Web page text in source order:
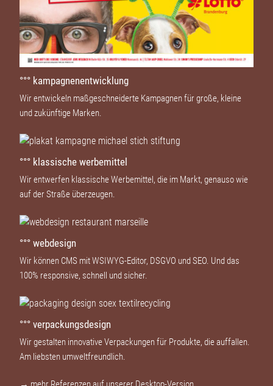
°°° kampagnenentwicklung
Wir entwickeln maßgeschneiderte Kampagnen für große, kleine
und zukünftige Marken.
°°° klassische werbemittel
Wir entwerfen klassische Werbemittel, die im Markt, genauso wie
auf der Straße überzeugen.
°°° webdesign
Wir können CMS mit WSIWYG-Editor, DSGVO und SEO. Und das
100% responsive, schnell und sicher.
°°° verpackungsdesign
Wir gestalten inno­vative Verpackungen für Produkte, die auffallen.
Am liebsten umweltfreundlich.